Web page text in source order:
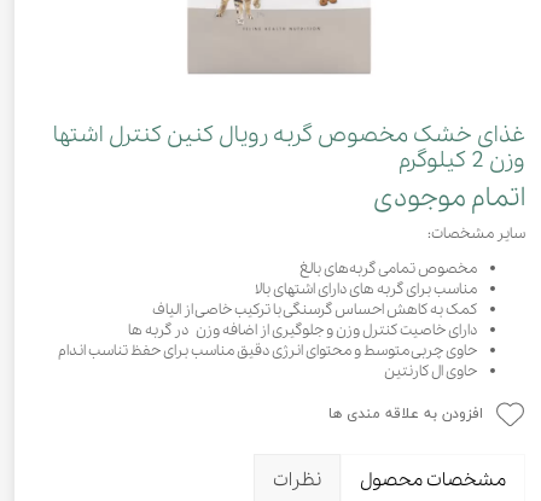
غذای خشک مخصوص گربه رویال کنین کنترل اشتها
وزن 2 کیلوگرم
اتمام موجودی
سایر مشخصات:
مخصوص تمامی گربه‌های بالغ
مناسب برای گربه های دارای اشتهای بالا
کمک به کاهش احساس گرسنگی با ترکیب خاصی از الیاف
دارای خاصیت کنترل وزن و جلوگیری از اضافه وزن در گربه ها
حاوی چربی متوسط ​​و محتوای انرژی دقیق مناسب برای حفظ تناسب اندام
حاوی ال کارنتین
افزودن به علاقه مندی ها
مشخصات محصول نظرات